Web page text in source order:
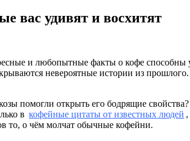
вас удивят и восхитят
и любопытные факты о кофе способны
невероятные истории из
помогли открыть его бодрящие
в кофейные цитаты от известных людей
то, о чём молчат обычные кофейни.